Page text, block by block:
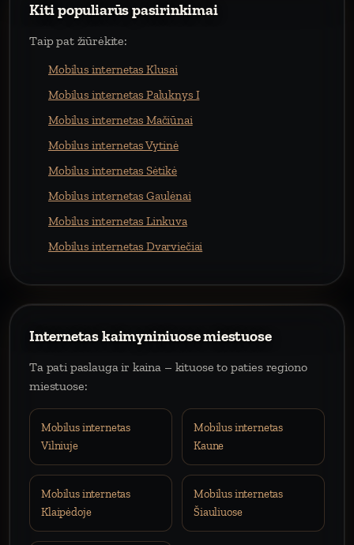
Kiti populiarūs pasirinkimai
Taip pat žiūrėkite:
Mobilus internetas Klusai
Mobilus internetas Paluknys I
Mobilus internetas Mačiūnai
Mobilus internetas Vytinė
Mobilus internetas Sėtikė
Mobilus internetas Gaulėnai
Mobilus internetas Linkuva
Mobilus internetas Dvarviečiai
Internetas kaimyniniuose miestuose
Ta pati paslauga ir kaina – kituose to paties regiono
miestuose:
Mobilus internetas
Vilniuje
Mobilus internetas
Kaune
Mobilus internetas
Klaipėdoje
Mobilus internetas
Šiauliuose